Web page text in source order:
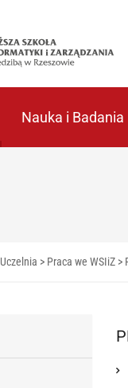
Nauka i Badania
Uczelnia > Praca we WSIiZ >